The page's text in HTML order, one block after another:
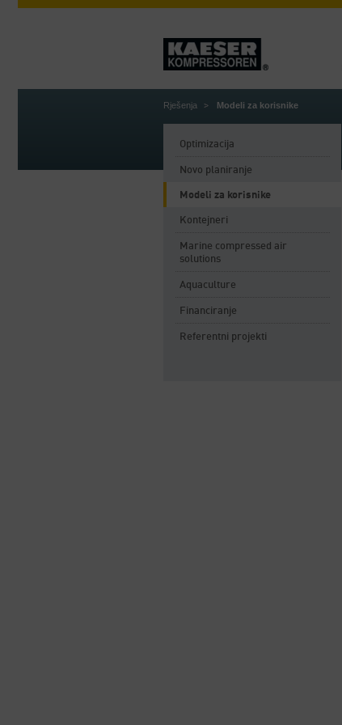
Rješenja Modeli za korisnike
Optimizacija
Novo planiranje
Modeli za korisnike
Kontejneri
Marine compressed air
solutions
Aquaculture
Financiranje
Referentni projekti